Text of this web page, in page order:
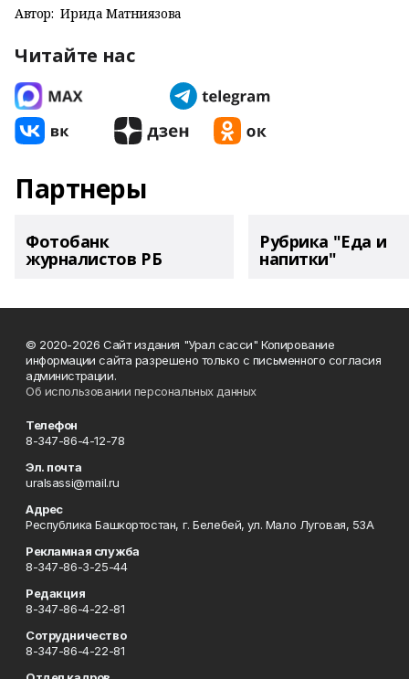
Автор: Ирида Матниязова
Читайте нас
Партнеры
Фотобанк
журналистов РБ
Рубрика "Еда и
напитки"
© 2020-2026 Сайт издания "Урал сасси" Копирование
информации сайта разрешено только с письменного согласия
администрации.
Об использовании персональных данных
Телефон
8-347-86-4-12-78
Эл. почта
uralsassi@mail.ru
Адрес
Республика Башкортостан, г. Белебей, ул. Мало Луговая, 53А
Рекламная служба
8-347-86-3-25-44
Редакция
8-347-86-4-22-81
Сотрудничество
8-347-86-4-22-81